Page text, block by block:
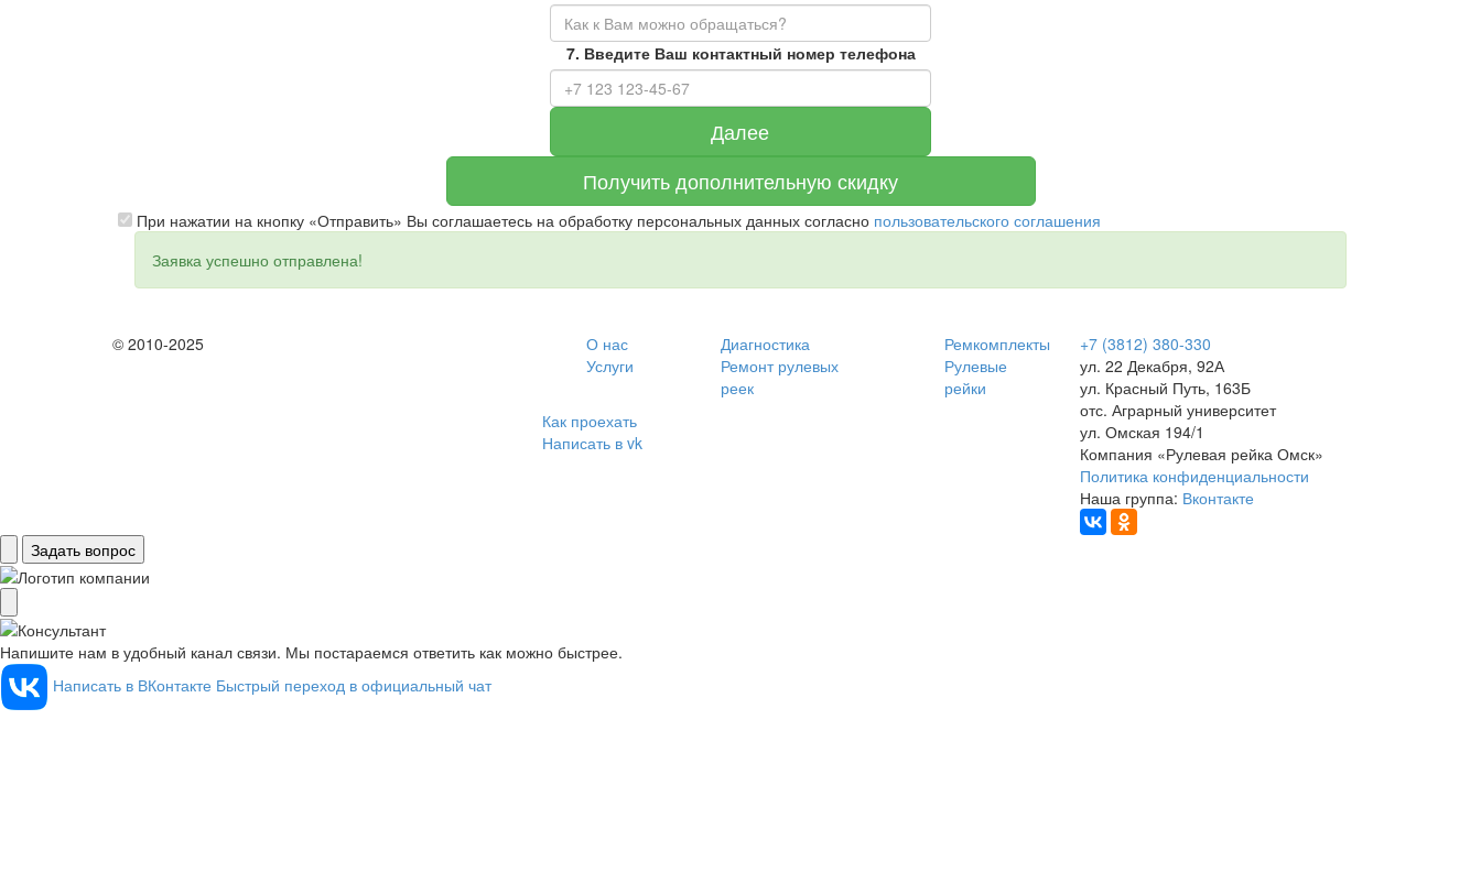
7. Введите Ваш контактный номер телефона
Далее
Получить дополнительную скидку
При нажатии на кнопку «Отправить» Вы соглашаетесь на обработку персональных данных согласно пользовательского соглашения
Заявка успешно отправлена!
© 2010-2025
О нас
Услуги
Диагностика
Ремонт рулевых
реек
Ремкомплекты
Рулевые
рейки
Как проехать
Написать в vk
+7 (3812) 380-330
ул. 22 Декабря, 92А
ул. Красный Путь, 163Б
отс. Аграрный университет
ул. Омская 194/1
Компания «Рулевая рейка Омск»
Политика конфиденциальности
Наша группа: Вконтакте
Задать вопрос
Напишите нам в удобный канал связи. Мы постараемся ответить как можно быстрее.
Написать в ВКонтакте Быстрый переход в официальный чат